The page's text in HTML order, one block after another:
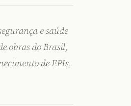
e saúde
obras do Brasil,
de EPIs,